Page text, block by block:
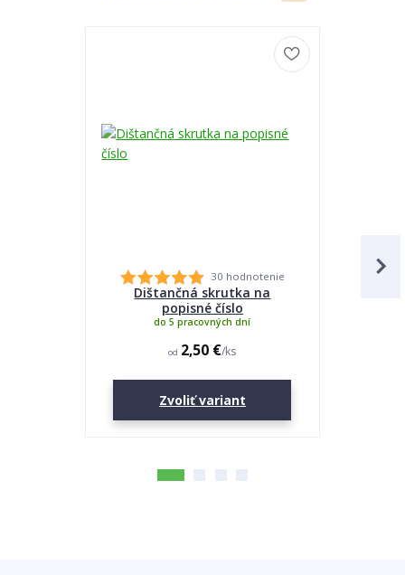
30 hodnotenie
Dištančná skrutka na
popisné číslo
od 2,50 €/ks
do 5 pracovných dní
Zvoliť variant